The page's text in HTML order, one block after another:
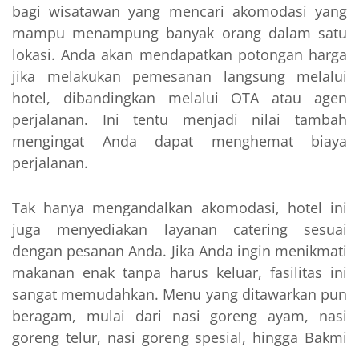
bagi wisatawan yang mencari akomodasi yang
mampu menampung banyak orang dalam satu
lokasi. Anda akan mendapatkan potongan harga
jika melakukan pemesanan langsung melalui
hotel, dibandingkan melalui OTA atau agen
perjalanan. Ini tentu menjadi nilai tambah
mengingat Anda dapat menghemat biaya
perjalanan.
Tak hanya mengandalkan akomodasi, hotel ini
juga menyediakan layanan catering sesuai
dengan pesanan Anda. Jika Anda ingin menikmati
makanan enak tanpa harus keluar, fasilitas ini
sangat memudahkan. Menu yang ditawarkan pun
beragam, mulai dari nasi goreng ayam, nasi
goreng telur, nasi goreng spesial, hingga Bakmi